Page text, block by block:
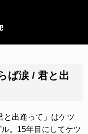
ば涙 / 君と出
と出逢って」はケツ
。15年目にしてケツ